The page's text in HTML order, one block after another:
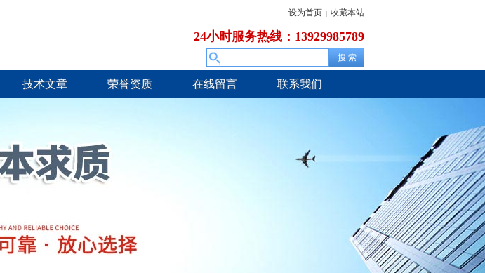
设为首页 | 收藏本站
24小时服务热线：13929985789
技术文章 荣誉资质 在线留言 联系我们